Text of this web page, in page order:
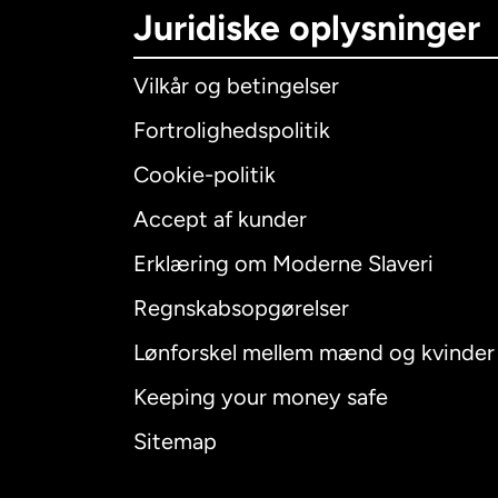
Juridiske oplysninger
Vilkår og betingelser
Fortrolighedspolitik
Cookie-politik
Accept af kunder
Erklæring om Moderne Slaveri
Regnskabsopgørelser
Lønforskel mellem mænd og kvinder
Keeping your money safe
Sitemap
Australien